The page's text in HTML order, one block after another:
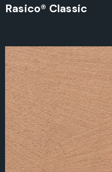
Rasico® Classic